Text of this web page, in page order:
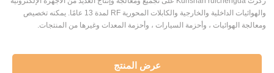
والهوائيات الداخلية والخارجية والكابلات المحورية RF لمدة 13 عامًا. يمكنه تخصيص
ومعالجة الهوائيات ، وأحزمة السيارات ، وأحزمة المعدات وغيرها من المنتجات.
عرض المنتج